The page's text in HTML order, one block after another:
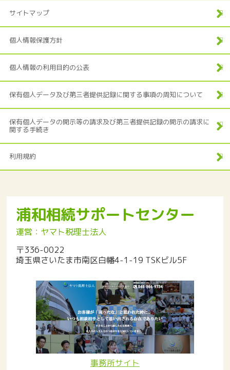
サイトマップ
個人情報保護方針
個人情報の利用目的の公表
保有個人データ及び第三者提供記録に関する事項の周知について
保有個人データの開示等の請求及び第三者提供記録の開示の請求に
関する手続き
利用規約
浦和相続サポートセンター
運営：ヤマト税理士法人
〒336-0022
埼玉県さいたま市南区白幡4-1-19 TSKビル5F
事務所サイト